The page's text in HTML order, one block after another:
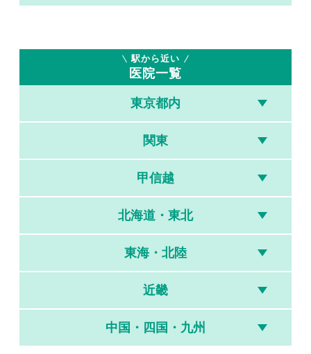
駅から近い
医院一覧
東京都内
関東
甲信越
北海道・東北
東海・北陸
近畿
中国・四国・九州